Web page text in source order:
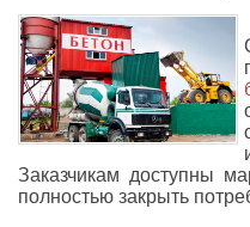
Заказчикам доступны
полностью закрыть